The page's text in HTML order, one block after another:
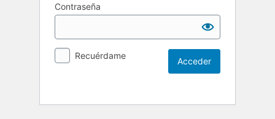
Contraseña
Recuérdame